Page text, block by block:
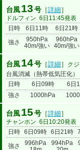
台風 13 号 ［詳細 ］
ドルフィン 6日11:45発表
日時
6日11時 6日21時
強さ
950hPa
40m/強い
960hPa
40m/強い
台風 14号 ［詳細 ］ ク
台風消滅（熱帯低気圧化）
日時
6日09時 6日
強さ
1000hPa
台風 15 号 ［詳細 ］
チャンホン 6日10:20発表
日時 6日09時 6日21時
強さ
996hPa
994hPa